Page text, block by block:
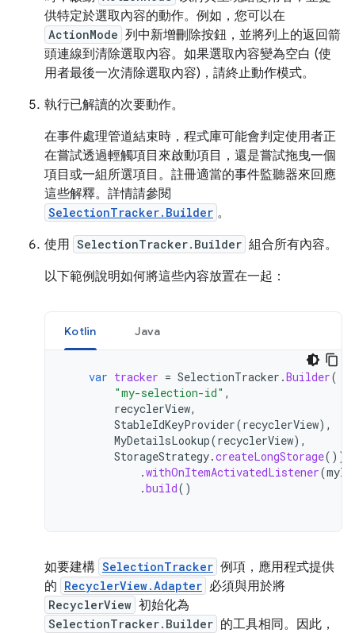
供特定於選取內容的動作。例如，您可以在
ActionMode 列中新增刪除按鈕，並將列上的返回箭
頭連線到清除選取內容。如果選取內容變為空白 (使
用者最後一次清除選取內容)，請終止動作模式。
執行已解讀的次要動作。
在事件處理管道結束時，程式庫可能會判定使用者正
在嘗試透過輕觸項目來啟動項目，還是嘗試拖曳一個
項目或一組所選項目。註冊適當的事件監聽器來回應
這些解釋。詳情請參閱
SelectionTracker.Builder 。
使用 SelectionTracker.Builder 組合所有內容。
以下範例說明如何將這些內容放置在一起：
Kotlin Java
var tracker = SelectionTracker .Builder(
"my-selection-id" ,
recyclerView,
StableIdKeyProvider(recyclerView),
MyDetailsLookup(recyclerView),
StorageStrategy.createLongStorage())
.withOnItemActivatedListener(
.build()
如要建構 SelectionTracker 例項，應用程式提供
的 RecyclerView.Adapter 必須與用於將
RecyclerView 初始化為
SelectionTracker.Builder 的工具相同。因此，